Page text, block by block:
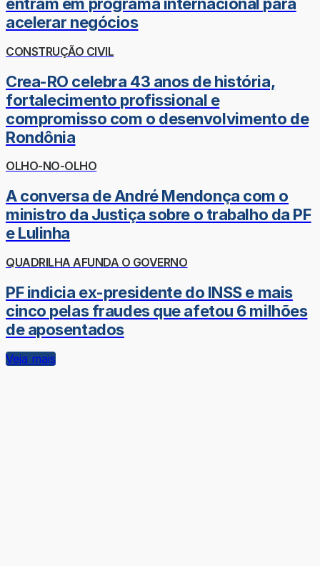
entram em programa internacional para
acelerar negócios
CONSTRUÇÃO CIVIL
Crea-RO celebra 43 anos de história,
fortalecimento profissional e
compromisso com o desenvolvimento de
Rondônia
OLHO-NO-OLHO
A conversa de André Mendonça com o
ministro da Justiça sobre o trabalho da PF
e Lulinha
QUADRILHA AFUNDA O GOVERNO
PF indicia ex-presidente do INSS e mais
cinco pelas fraudes que afetou 6 milhões
de aposentados
Veja mais